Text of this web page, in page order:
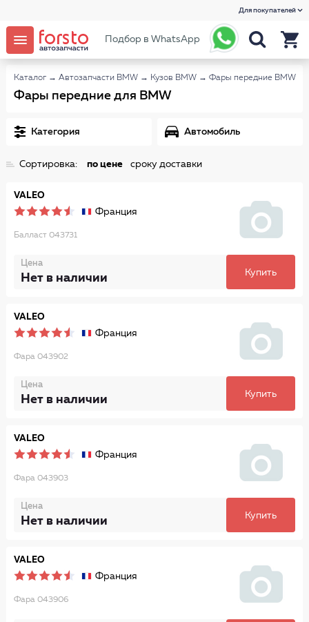
Для покупателей
Подбор в WhatsApp
Каталог → Автозапчасти BMW → Кузов BMW → Фары передние BMW
Фары передние для BMW
Категория Автомобиль
Сортировка: по цене сроку доставки
VALEO
Франция
Балласт 043731
Цена
Нет в наличии Купить
VALEO
Франция
Фара 043902
Цена
Нет в наличии Купить
VALEO
Франция
Фара 043903
Цена
Нет в наличии Купить
VALEO
Франция
Фара 043906